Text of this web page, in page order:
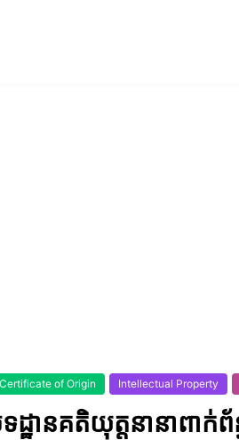
Certificate of Origin Intellectual Property
ដ្ឋានគតិយុត្តនានាពាក់